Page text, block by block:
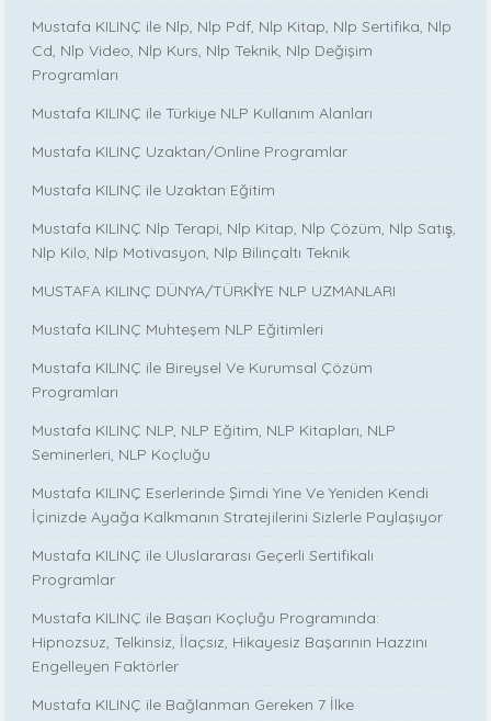
Mustafa KILINÇ ile Nlp, Nlp Pdf, Nlp Kitap, Nlp Sertifika, Nlp
Cd, Nlp Video, Nlp Kurs, Nlp Teknik, Nlp Değişim
Programları
Mustafa KILINÇ ile Türkiye NLP Kullanım Alanları
Mustafa KILINÇ Uzaktan/Online Programlar
Mustafa KILINÇ ile Uzaktan Eğitim
Mustafa KILINÇ Nlp Terapi, Nlp Kitap, Nlp Çözüm, Nlp Satış,
Nlp Kilo, Nlp Motivasyon, Nlp Bilinçaltı Teknik
MUSTAFA KILINÇ DÜNYA/TÜRKİYE NLP UZMANLARI
Mustafa KILINÇ Muhteşem NLP Eğitimleri
Mustafa KILINÇ ile Bireysel Ve Kurumsal Çözüm
Programları
Mustafa KILINÇ NLP, NLP Eğitim, NLP Kitapları, NLP
Seminerleri, NLP Koçluğu
Mustafa KILINÇ Eserlerinde Şimdi Yine Ve Yeniden Kendi
İçinizde Ayağa Kalkmanın Stratejilerini Sizlerle Paylaşıyor
Mustafa KILINÇ ile Uluslararası Geçerli Sertifikalı
Programlar
Mustafa KILINÇ ile Başarı Koçluğu Programında:
Hipnozsuz, Telkinsiz, İlaçsız, Hikayesiz Başarının Hazzını
Engelleyen Faktörler
Mustafa KILINÇ ile Bağlanman Gereken 7 İlke